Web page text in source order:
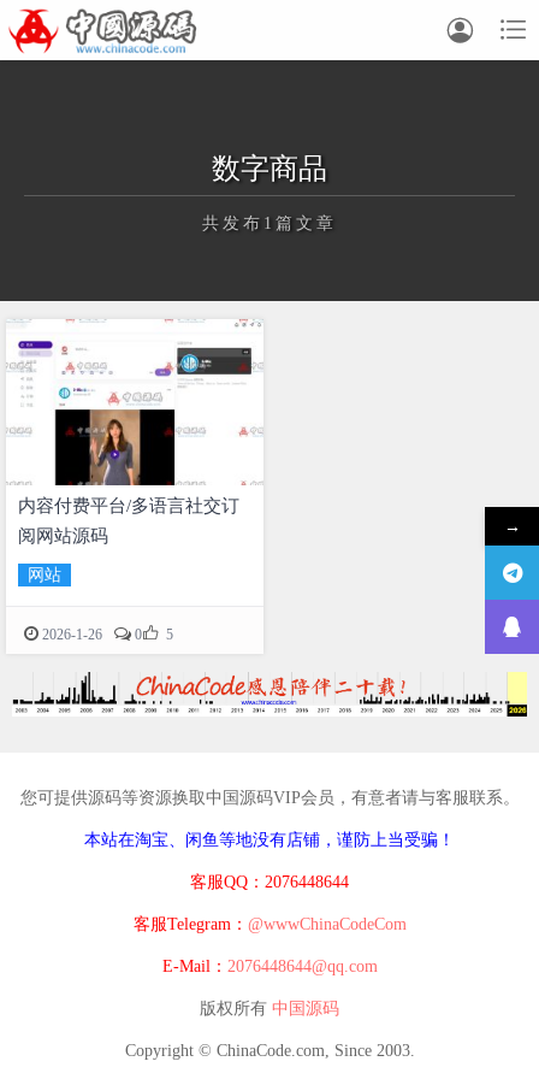


数字商品
共发布1篇文章
正在为您加载新内容
内容付费平台/多语言社交订
阅网站源码
网站
2026-1-26 0 5
您可提供源码等资源换取中国源码VIP会员，有意者请与客服联系。
本站在淘宝、闲鱼等地没有店铺，谨防上当受骗！
客服QQ：2076448644
客服Telegram： @wwwChinaCodeCom
E-Mail： 2076448644@qq.com
版权所有 中国源码
Copyright © ChinaCode.com, Since 2003.
→